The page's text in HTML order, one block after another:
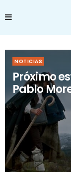
NOTICIAS
Próximo
Pablo